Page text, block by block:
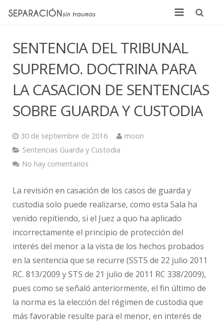
Noticias
Sentencias
SENTENCIA DEL TRIBUNAL
SUPREMO. DOCTRINA PARA
LA CASACION DE SENTENCIAS
SOBRE GUARDA Y CUSTODIA
30 de septiembre de 2016
moon
Sentencias Guarda y Custodia
No hay comentarios
La revisión en casación de los casos de guarda y
custodia solo puede realizarse, como esta Sala ha
venido repitiendo, si el Juez a quo ha aplicado
incorrectamente el principio de protección del
interés del menor a la vista de los hechos probados
en la sentencia que se recurre (SSTS de 22 julio 2011
RC. 813/2009 y STS de 21 julio de 2011 RC 338/2009),
pues como se señaló anteriormente, el fin último de
la norma es la elección del régimen de custodia que
más favorable resulte para el menor, en interés de